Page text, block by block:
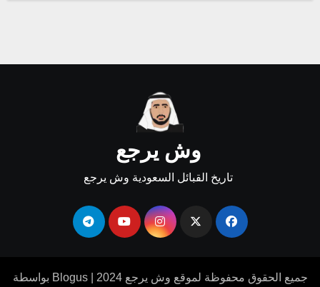
وش يرجع
تاريخ القبائل السعودية وش يرجع
جميع الحقوق محفوظة لموقع وش يرجع 2024 |
Blogus بواسطة